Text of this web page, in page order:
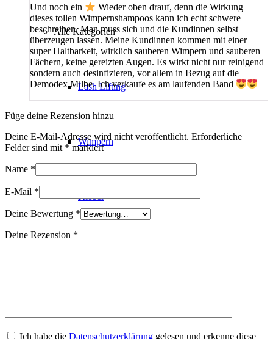
Alle Kategorien
Lash Lifting
Wimpern
Kleber
Und noch ein
Wieder oben drauf, denn die Wirkung
dieses tollen Wimpernshampoos kann ich echt schwere
beschreiben. Man muss sich und die Kundinnen selbst
überzeugen lassen. Meine Kundinnen kommen mit einer
super Haltbarkeit, wirklich sauberen Wimpern und sauberen
Fächern, keine gereizten Augen. Es wirkt nicht nur reinigend
sondern auch desinfizieren, vor allem in Bezug auf die
Demodex Milbe. Ich verkaufe es am laufenden Band
Füge deine Rezension hinzu
Deine E-Mail-Adresse wird nicht veröffentlicht. Erforderliche
Felder sind mit * markiert
Name *
E-Mail *
Deine Bewertung *
Deine Rezension *
Ich habe die Datenschutzerklärung gelesen und erkenne diese